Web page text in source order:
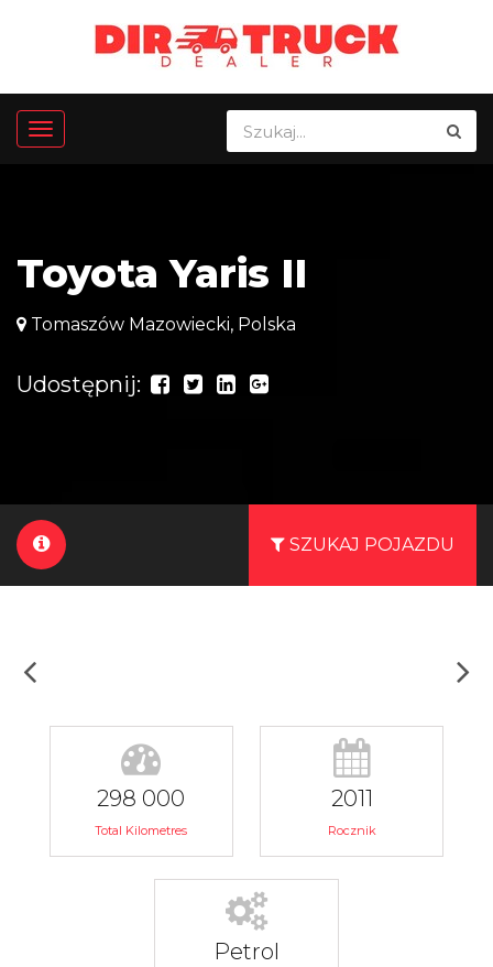
Toyota Yaris II
Tomaszów Mazowiecki, Polska
Udostępnij:
SZUKAJ POJAZDU
298 000
Total Kilometres
2011
Rocznik
Petrol